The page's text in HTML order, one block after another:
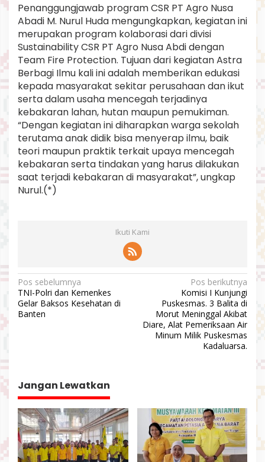
Penanggungjawab program CSR PT Agro Nusa
Abadi M. Nurul Huda mengungkapkan, kegiatan ini
merupakan program kolaborasi dari divisi
Sustainability CSR PT Agro Nusa Abdi dengan
Team Fire Protection. Tujuan dari kegiatan Astra
Berbagi Ilmu kali ini adalah memberikan edukasi
kepada masyarakat sekitar perusahaan dan ikut
serta dalam usaha mencegah terjadinya
kebakaran lahan, hutan maupun pemukiman.
“Dengan kegiatan ini diharapkan warga sekolah
terutama anak didik bisa menyerap ilmu, baik
teori maupun praktik terkait upaya mencegah
kebakaran serta tindakan yang harus dilakukan
saat terjadi kebakaran di masyarakat”, ungkap
Nurul.(*)
Ikuti Kami
N
a
v
s
i
p
o
s
Pos sebelumnya
TNI-Polri dan Kemenkes
Gelar Baksos Kesehatan di
Banten
Pos berikutnya
Komisi I Kunjungi
Puskesmas. 3 Balita di
Morut Meninggal Akibat
Diare, Alat Pemeriksaan Air
Minum Milik Puskesmas
Kadaluarsa.
Jangan Lewatkan